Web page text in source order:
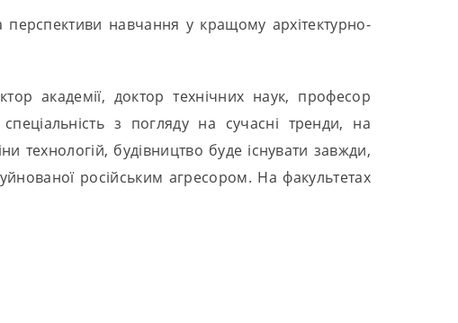
навчання у кращому архітектурно-
академії, доктор технічних наук, професор
з погляду на сучасні тренди, на
технологій, будівництво буде існувати завжди,
російським агресором. На факультетах